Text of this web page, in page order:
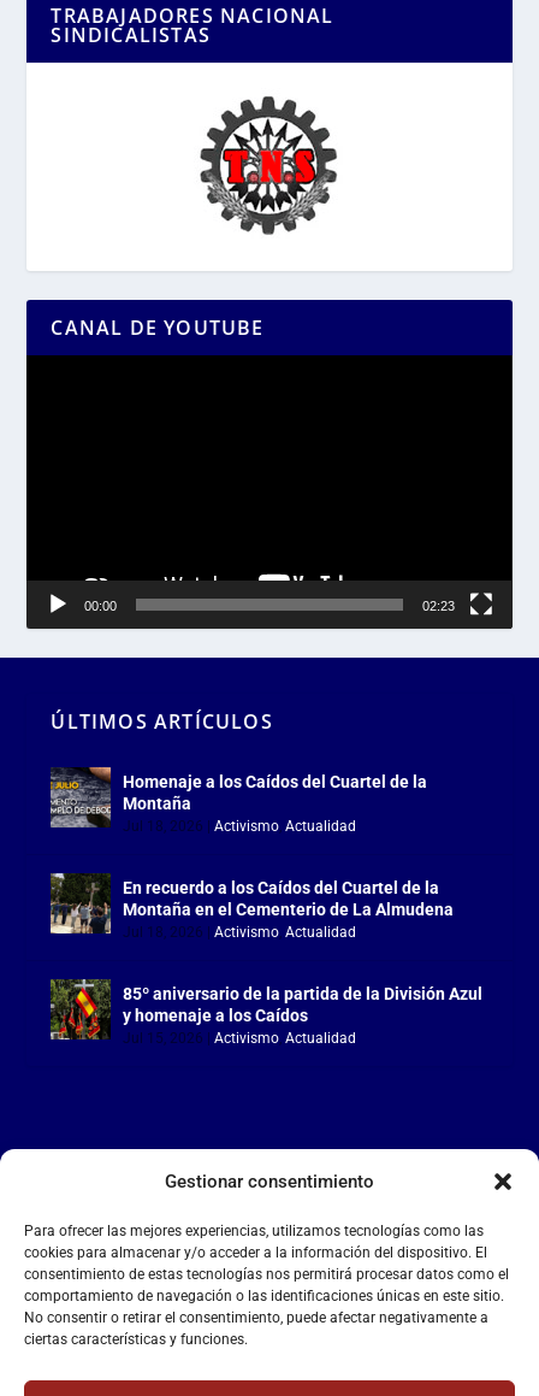
Gestionar consentimiento
Para ofrecer las mejores experiencias, utilizamos tecnologías como las
cookies para almacenar y/o acceder a la información del dispositivo. El
consentimiento de estas tecnologías nos permitirá procesar datos como el
comportamiento de navegación o las identificaciones únicas en este sitio.
No consentir o retirar el consentimiento, puede afectar negativamente a
ciertas características y funciones.
TRABAJADORES NACIONAL
SINDICALISTAS
CANAL DE YOUTUBE
00:00 02:23
ÚLTIMOS ARTÍCULOS
Homenaje a los Caídos del Cuartel de la
Montaña
Jul 18, 2026 |Activismo ,Actualidad
En recuerdo a los Caídos del Cuartel de la
Montaña en el Cementerio de La Almudena
Jul 18, 2026 |Activismo ,Actualidad
85º aniversario de la partida de la División Azul
y homenaje a los Caídos
Jul 15, 2026 |Activismo ,Actualidad
LA FALANGE
Reproductor
de
vídeo